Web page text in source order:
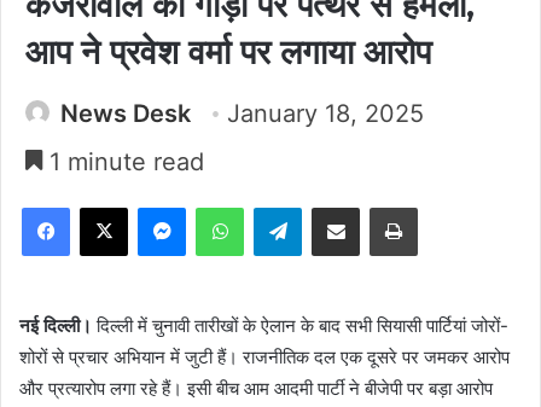
आप ने प्रवेश वर्मा पर लगाया आरोप
News Desk
January 18, 2025
1 minute read
Facebook
X MessengerWhatsAppTelegramShare via Email Print
नई दिल्ली। दिल्ली में चुनावी तारीखों के ऐलान के बाद सभी सियासी पार्टियां जोरों-
शोरों से प्रचार अभियान में जुटी हैं। राजनीतिक दल एक दूसरे पर जमकर आरोप
और प्रत्यारोप लगा रहे हैं। इसी बीच आम आदमी पार्टी ने बीजेपी पर बड़ा आरोप